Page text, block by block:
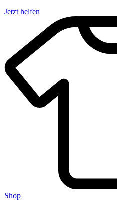
Jetzt helfen
Shop